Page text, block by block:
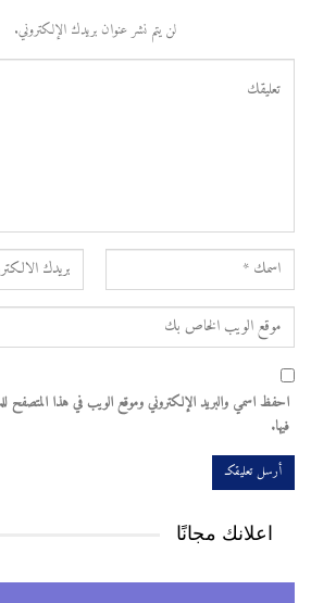
لن يتم نشر عنوان بريدك الإلكتروني.
احفظ اسمي والبريد الإلكتروني وموقع الويب في هذا المتصفح
فيها.
اعلانك مجانًا